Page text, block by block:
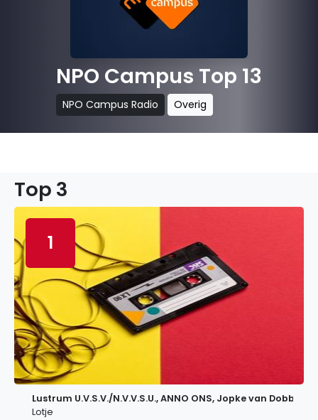
NPO Campus Top 13
NPO Campus Radio Overig
Top 3
1
Lustrum U.V.S.V./N.V.V.S.U., ANNO ONS, Jopke van
Lotje